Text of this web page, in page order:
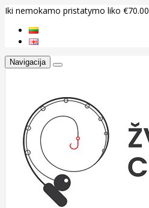
Iki nemokamo pristatymo liko €70.00
Navigacija